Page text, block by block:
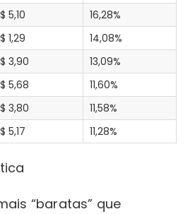
5,10
16,28%
1,29
14,08%
3,90
13,09%
5,68
11,60%
3,80
11,58%
5,17 11,28%
“baratas” que